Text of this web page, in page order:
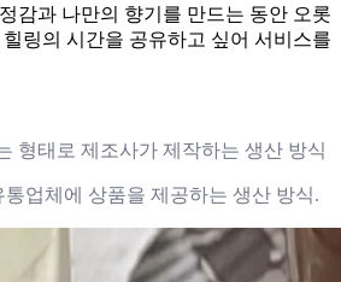
감과 나만의 향기를 만드는 동안 오롯
링의 시간을 공유하고 싶어 서비스를
형태로 제조사가 제작하는 생산 방식
업체에 상품을 제공하는 생산 방식.